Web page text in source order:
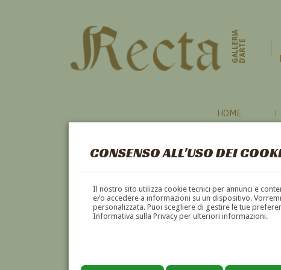
CONSENSO ALL'USO DEI
Il nostro sito utilizza cookie tecnici per annunci e
e/o accedere a informazioni su un dispositivo.
personalizzata. Puoi scegliere di gestire le tue
Informativa sulla Privacy per ulteriori informazioni.
GALLERIAD'ARTE
HOME
NATURA MORTA
A B C D E F